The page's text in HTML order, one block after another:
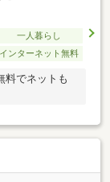
一人暮らし
インターネット無料
料でネットも